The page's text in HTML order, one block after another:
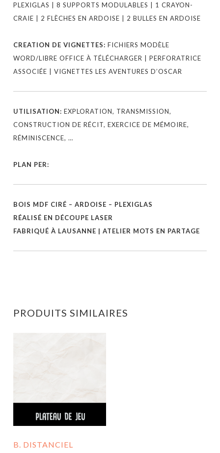
PLEXIGLAS | 8 SUPPORTS MODULABLES | 1 CRAYON-
CRAIE | 2 FLÈCHES EN ARDOISE | 2 BULLES EN ARDOISE
CREATION DE VIGNETTES: FICHIERS MODÈLE
WORD/LIBRE OFFICE À TÉLÉCHARGER | PERFORATRICE
ASSOCIÉE | VIGNETTES LES AVENTURES D’OSCAR
UTILISATION: EXPLORATION, TRANSMISSION,
CONSTRUCTION DE RÉCIT, EXERCICE DE MÉMOIRE,
RÉMINISCENCE, …
PLAN PER:
BOIS MDF CIRÉ – ARDOISE – PLEXIGLAS
RÉALISÉ EN DÉCOUPE LASER
FABRIQUÉ À LAUSANNE | ATELIER MOTS EN PARTAGE
PRODUITS SIMILAIRES
B. DISTANCIEL